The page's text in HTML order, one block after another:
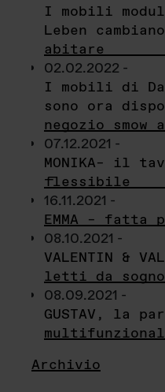
I mobili
Leben
abitare
02.02.2022 -
I mobili di
sono ora
negozio smow
07.12.2021 -
MONIKA– il
flessibile
16.11.2021 -
EMMA –
08.10.2021 -
VALENTIN &
letti da sogno
08.09.2021 -
GUSTAV, la
Archivio